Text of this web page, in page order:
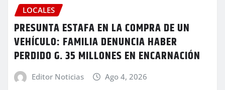
LOCALES
PRESUNTA ESTAFA EN LA COMPRA DE UN
VEHÍCULO: FAMILIA DENUNCIA HABER
PERDIDO G. 35 MILLONES EN ENCARNACIÓN
Editor Noticias Ago 4, 2026